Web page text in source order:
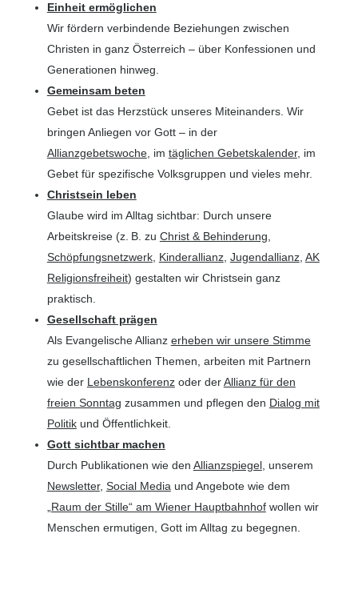
Einheit ermöglichen
Wir fördern verbindende Beziehungen zwischen
Christen in ganz Österreich – über Konfessionen und
Generationen hinweg.
Gemeinsam beten
Gebet ist das Herzstück unseres Miteinanders. Wir
bringen Anliegen vor Gott – in der
Allianzgebetswoche, im täglichen Gebetskalender, im
Gebet für spezifische Volksgruppen und vieles mehr.
Christsein leben
Glaube wird im Alltag sichtbar: Durch unsere
Arbeitskreise (z. B. zu Christ & Behinderung
Schöpfungsnetzwerk, Kinderallianz, Jugendallianz, AK
Religionsfreiheit) gestalten wir Christsein ganz
praktisch.
Gesellschaft prägen
Als Evangelische Allianz erheben wir unsere Stimme
zu gesellschaftlichen Themen, arbeiten mit Partnern
wie der Lebenskonferenzoder derAllianz für den
freien Sonntag zusammen und pflegen den Dialog mit
Politikund Öffentlichkeit.
Gott sichtbar machen
Durch Publikationen wie den Allianzspiegel, unserem
Newsletter, Social Media und Angebote wie dem
„Raum der Stille“ am Wiener Hauptbahnhofwollen wir
Menschen ermutigen, Gott im Alltag zu begegnen.